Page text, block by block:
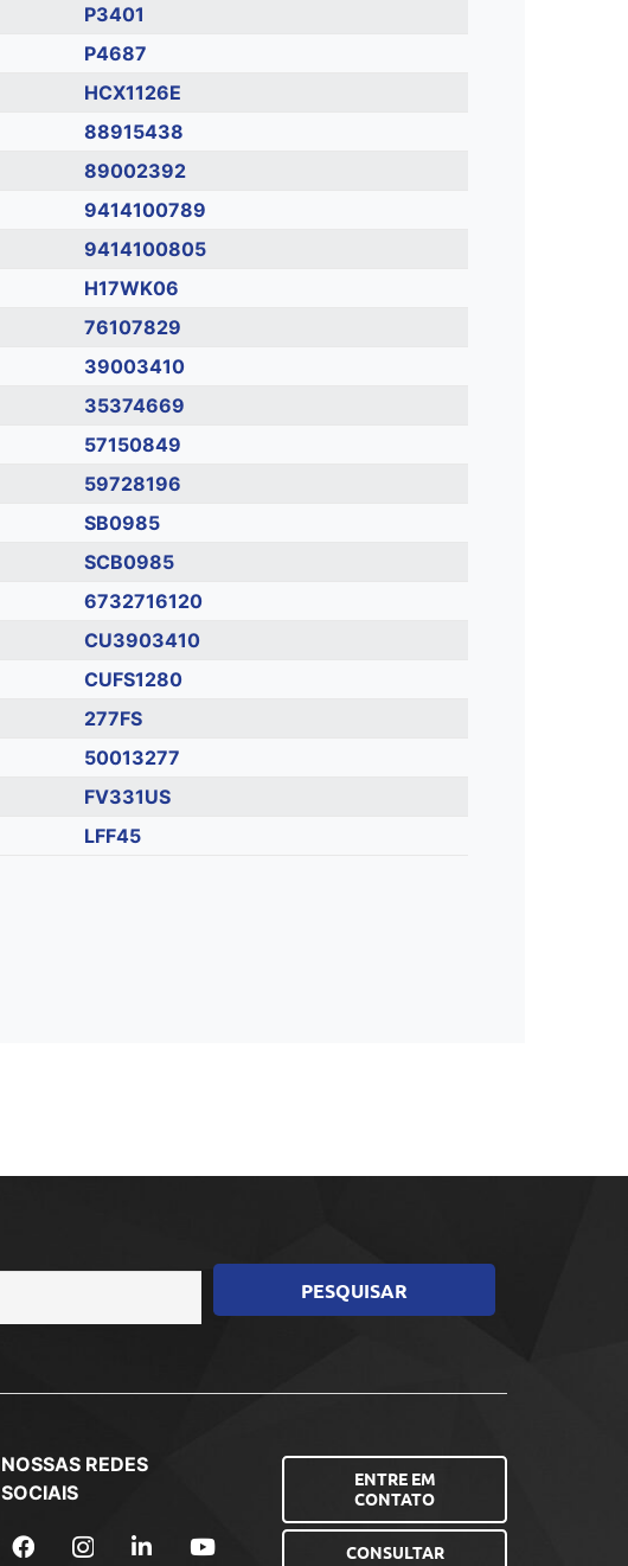
P3401
P4687
HCX1126E
88915438
89002392
9414100789
9414100805
H17WK06
76107829
39003410
35374669
57150849
59728196
SB0985
SCB0985
6732716120
CU3903410
CUFS1280
277FS
50013277
FV331US
LFF45
NOSSAS REDES
SOCIAIS
ENTRE EM
CONTATO
CONSULTAR